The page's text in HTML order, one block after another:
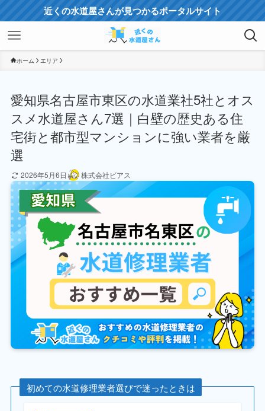
近くの水道屋さんが見つかるポータルサイト
ホーム エリア
愛知県名古屋市東区の水道業社5社とオス
スメ水道屋さん7選｜白壁の歴史ある住
宅街と都市型マンションに強い業者を厳
選
2026年5月6日 株式会社ビアス
初めての水道修理業者選びで迷ったときは